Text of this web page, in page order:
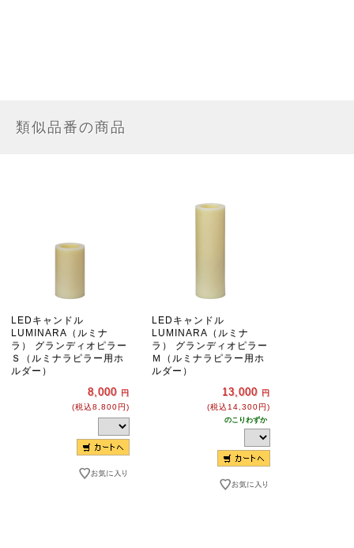
類似品番の商品
LEDキャンドル
LUMINARA（ルミナ
ラ） グランディオピラー
Ｓ（ルミナラピラー用ホ
ルダー）
8,000 円
(税込8,800円)
LEDキャンドル
LUMINARA（ルミナ
ラ） グランディオピラー
Ｍ（ルミナラピラー用ホ
ルダー）
13,000 円
(税込14,300円)
のこりわずか